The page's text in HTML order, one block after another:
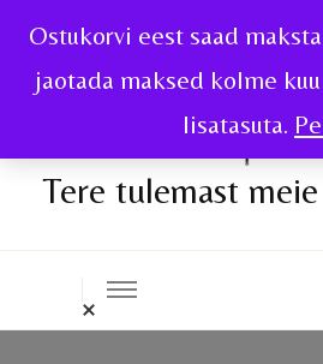
Ostukorvi eest saad
jaotada maksed kolme
lisatasuta.
Tere tulemast